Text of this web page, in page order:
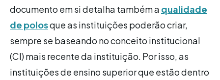
documento em si detalha também a qualidade
de polosque as instituições poderão criar,
sempre se baseando no conceito institucional
(CI) mais recente da instituição. Por isso, as
instituições de ensino superior que estão dentro